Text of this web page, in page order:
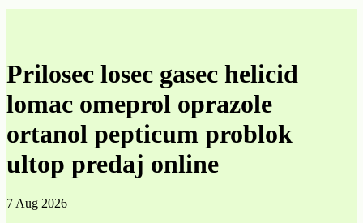
Prilosec losec gasec helicid
lomac omeprol oprazole
ortanol pepticum problok
ultop predaj online
7 Aug 2026